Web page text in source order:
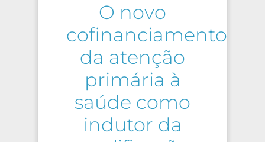
O novo
cofinanciamento
da atenção
primária à
saúde como
indutor da